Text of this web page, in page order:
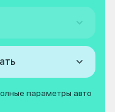
параметры авто